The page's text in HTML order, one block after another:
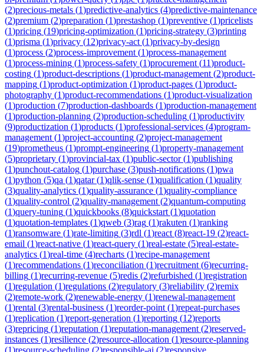
(2)precious-metals (1)predictive-analytics (4)predictive-maintenance
(2)premium (2)preparation (1)prestashop (1)preventive (1)pricelists
(1)pricing (19)pricing-optimization (1)pricing-strategy (3)printing
(1)prisma (1)privacy (12)privacy-act (1)privacy-by-design
(1)process (2)process-improvement (1)process-management
(1)process-mining (1)process-safety (1)procurement (11)product-
costing (1)product-descriptions (1)product-management (2)product-
mapping (1)product-optimization (1)product-pages (1)product-
photography (1)product-recommendations (1)product-visualization
(1)production (7)production-dashboards (1)production-management
(1)production-planning (2)production-scheduling (1)productivity
(9)productization (1)products (1)professional-services (4)program-
management (1)project-accounting (2)project-management
(19)prometheus (1)prompt-engineering (1)property-management
(5)proprietary (1)provincial-tax (1)public-sector(1)publishing
(1)punchout-catalog (1)purchase (3)push-notifications (1)pwa
(1)python (5)qa (1)qatar(1)qlik-sense (1)qualification (1)quality
(3)quality-analytics (1)quality-assurance (1)quality-compliance
(1)quality-control (2)quality-management (2)quantum-computing
(1)query-tuning (1)quickbooks (8)quickstart (1)quotation
(1)quotation-templates (1)qweb (3)rag (1)rakuten (1)ranking
(1)ransomware (1)rate-limiting (3)rdl (1)react (8)react-19 (2)react-
email (1)react-native (1)react-query (1)real-estate (5)real-estate-
analytics (1)real-time (4)recharts (1)recipe-management
(1)recommendations (1)reconciliation (1)recruitment (6)recurring-
billing (1)recurring-revenue (5)redis (2)refurbished (1)registration
(1)regulation (1)regulations (2)regulatory (3)reliability (2)remix
(2)remote-work (2)renewable-energy (1)renewal-management
(1)rental (3)rental-business (1)reorder-point (1)repeat-purchases
(1)replication (1)report-generation (1)reporting (12)reports
(3)repricing (1)reputation (1)reputation-management (2)reserved-
instances (1)resilience (2)resource-allocation (1)resource-planning
(1)resource-scheduling (2)responsible-ai (2)responsive